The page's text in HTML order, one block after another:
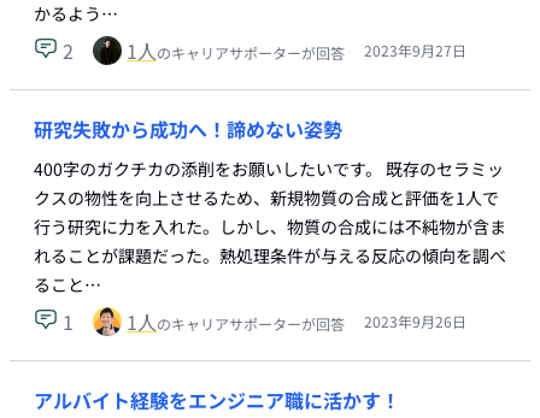
かるよう…
2 1人のキャリアサポーターが回答 2023年9月27日
研究失敗から成功へ！諦めない姿勢
400字のガクチカの添削をお願いしたいです。 既存のセラミッ
クスの物性を向上させるため、新規物質の合成と評価を1人で
行う研究に力を入れた。しかし、物質の合成には不純物が含ま
れることが課題だった。熱処理条件が与える反応の傾向を調べ
ること…
1 1人のキャリアサポーターが回答 2023年9月26日
アルバイト経験をエンジニア職に活かす！